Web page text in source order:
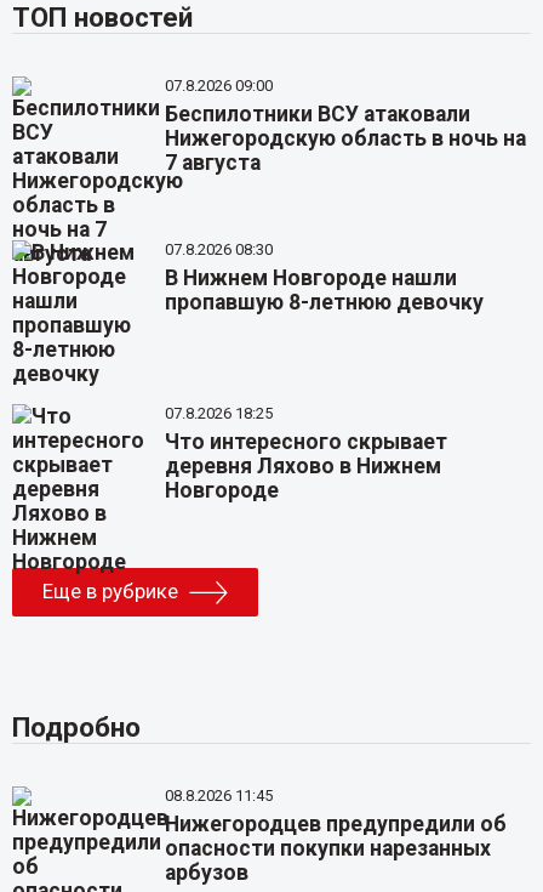
ТОП новостей
07.8.2026 09:00
Беспилотники ВСУ атаковали
Нижегородскую область в ночь на
7 августа
07.8.2026 08:30
В Нижнем Новгороде нашли
пропавшую 8-летнюю девочку
07.8.2026 18:25
Что интересного скрывает
деревня Ляхово в Нижнем
Новгороде
Еще в рубрике
Подробно
08.8.2026 11:45
Нижегородцев предупредили об
опасности покупки нарезанных
арбузов